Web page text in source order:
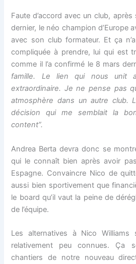
Faute d’accord avec un club, après
dernier, le néo champion d’Europe
avec son club formateur. Et ça
compliquée à prendre, lui qui est
comme il l’a confirmé le 8 mars
famille. Le lien qui nous unit
extraordinaire. Je ne pense pas
atmosphère dans un autre club.
décision qui me semblait la
content”.
Andrea Berta devra donc se
qui le connaît bien après avoir
Espagne. Convaincre Nico de
aussi bien sportivement que
le board qu’il vaut la peine de
de l’équipe.
Les alternatives à Nico
relativement peu connues. Ça
chantiers de notre nouveau